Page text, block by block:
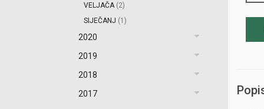
VELJAČA (2)
SIJEČANJ (1)
2020
2019
2018
2017